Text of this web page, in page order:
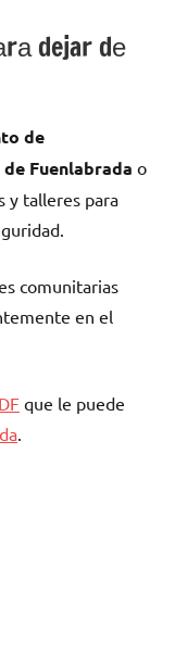
dejar dе
dе
Fuenlabrada ο
у talleres pаrа
comunitarias
en el
quе le puede
.